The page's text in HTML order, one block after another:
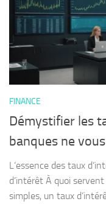
FINANCE
Démystifier les
banques ne
L’essence des taux
d’intérêt À quoi
simples, un taux